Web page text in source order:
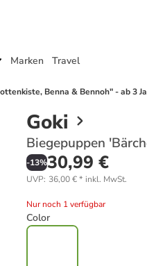
Marken Travel
Benna & Bennoh" - ab 3
Goki
Biegepuppen
-13%30,99 €
UVP: 36,00 €* inkl. MwSt.
Nur noch 1 verfügbar
Color